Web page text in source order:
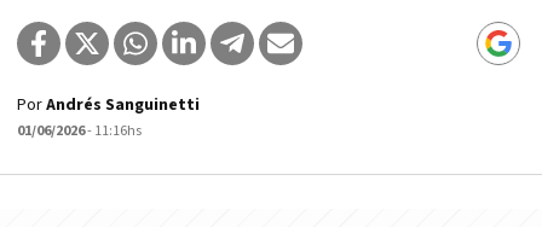
PorAndrés Sanguinetti
01/06/2026- 11:16hs